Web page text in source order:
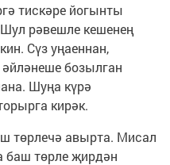
тискәре йогынты
рәвешле кешенең
Сүз уңаеннан,
әйләнеше бозылган
Шуңа күрә
кирәк.
төрлечә авырта. Мисал
баш төрле җирдән